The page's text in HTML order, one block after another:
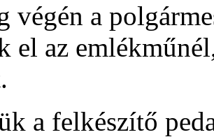
végén a
el az
a felkészítő